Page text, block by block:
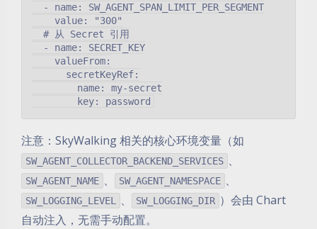
  - name: SW_AGENT_SPAN_LIMIT_PER_SEGMENT
    value: "300"
  # 从 Secret 引用
  - name: SECRET_KEY
    valueFrom:
      secretKeyRef:
        name: my-secret
注意：SkyWalking 相关的核心环境变量（如
SW_AGENT_COLLECTOR_BACKEND_SERVICES 、
SW_AGENT_NAME 、 SW_AGENT_NAMESPACE 、
SW_LOGGING_LEVEL 、 SW_LOGGING_DIR ）会由 Chart
自动注入，无需手动配置。